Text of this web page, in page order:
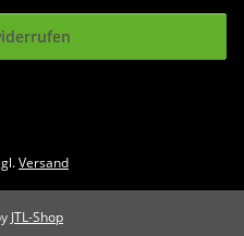
Versand
JTL-Shop